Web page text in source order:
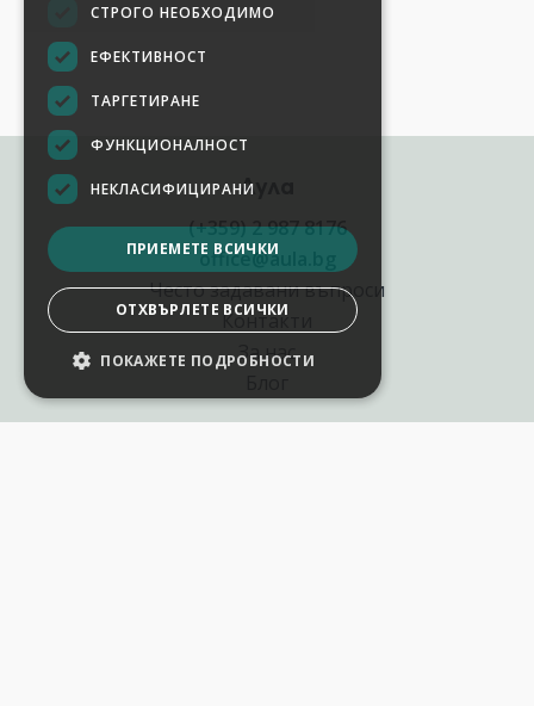
Аула
(+359) 2 987 8176
office@aula.bg
Често задавани въпроси
Контакти
За нас
СТРОГО НЕОБХОДИМО
ЕФЕКТИВНОСТ
ТАРГЕТИРАНЕ
ФУНКЦИОНАЛНОСТ
НЕКЛАСИФИЦИРАНИ
ПРИЕМЕТЕ ВСИЧКИ
ОТХВЪРЛЕТЕ ВСИЧКИ
ПОКАЖЕТЕ ПОДРОБНОСТИ